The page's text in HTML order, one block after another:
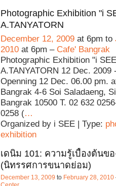
Photographic Exhibition "i
A.TANYATORN
December 12, 2009 at 6pm to
2010 at 6pm – Cafe' Bangrak
Photographic Exhibition "i
A.TANYATORN 12 Dec. 2009
Openning 12 Dec. 06.00 pm.
Bangrak 4-6 Soi Saladaeng,
Bangrak 10500 T. 02 632
0258 (…
Organized by i SEE | Type:
exhibition
เดนิม 101: ความรู้เบื้องต้นข
(นิทรรศการขนาดย่อม)
December 13, 2009 to February 28, 2010